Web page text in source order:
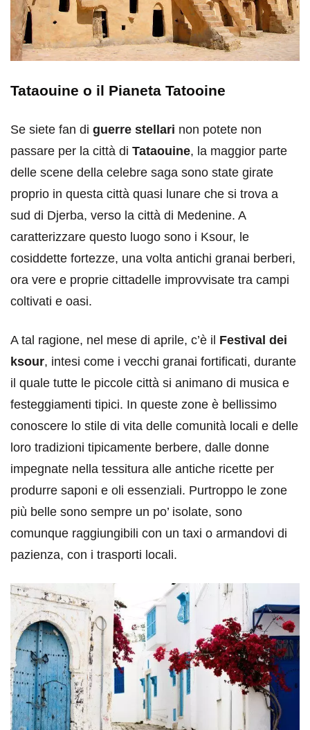
Tataouine o il Pianeta Tatooine
Se siete fan di guerre stellari non potete non
passare per la città di Tataouine, la maggior parte
delle scene della celebre saga sono state girate
proprio in questa città quasi lunare che si trova a
sud di Djerba, verso la città di Medenine. A
caratterizzare questo luogo sono i Ksour, le
cosiddette fortezze, una volta antichi granai berberi,
ora vere e proprie cittadelle improvvisate tra campi
coltivati e oasi.
A tal ragione, nel mese di aprile, c’è il Festival dei
ksour, intesi come i vecchi granai fortificati, durante
il quale tutte le piccole città si animano di musica e
festeggiamenti tipici. In queste zone è bellissimo
conoscere lo stile di vita delle comunità locali e delle
loro tradizioni tipicamente berbere, dalle donne
impegnate nella tessitura alle antiche ricette per
produrre saponi e oli essenziali. Purtroppo le zone
più belle sono sempre un po’ isolate, sono
comunque raggiungibili con un taxi o armandovi di
pazienza, con i trasporti locali.